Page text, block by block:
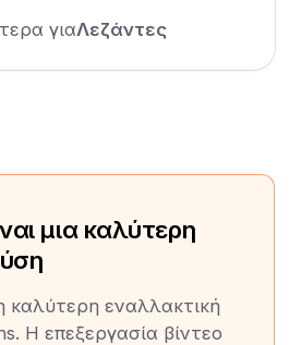
γιαΛεζάντες
μια καλύτερη
καλύτερη εναλλακτική
Η επεξεργασία βίντεο